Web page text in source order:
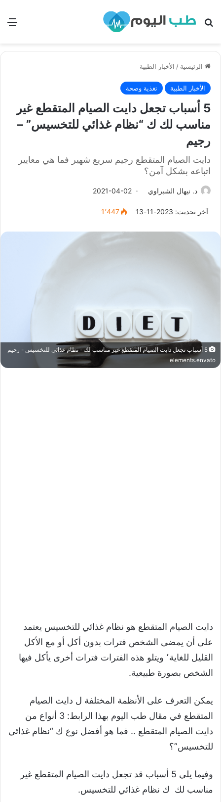
بحث
الرئيسية / الأخبار الطبية
الأخبار الطبية تغذية وصحة
5 أسباب تجعل دايت الصيام المتقطع غير
مناسب لك ك “نظام غذائي للتخسيس” –
رجيم
دايت الصيام المتقطع رجيم سريع شهير فما هي معايير
اتباعه بشكل آمن؟
د. نيهال الشبراوي 2021-04-02
آخر تحديث: 2023-11-13 1٬447
5 أسباب تجعل دايت الصيام المتقطع غير مناسب لك - نظام غذائي للتخسيس - رجيم
elements.envato
دايت الصيام المتقطع هو نظام غذائي للتخسيس يعتمد
على أن يمضى الشخص فترات بدون أكل أو مع الأكل
القليل للغاية٬ ويتلو هذه الفترات فترات أخرى يأكل فيها
الشخص بصورة طبيعية.
يمكن التعرف على الأنظمة المختلفة ل دايت الصيام
المتقطع في مقال طب اليوم بهذا الرابط: 3 أنواع من
دايت الصيام المتقطع .. فما هو أفضل نوع ك “نظام غذائي
للتخسيس”؟
وفيما يلي 5 أسباب قد تجعل دايت الصيام المتقطع غير
مناسب لك ك نظام غذائي للتخسيس.